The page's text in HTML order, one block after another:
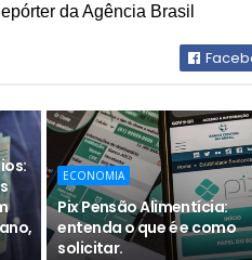
da Agência Brasil
ECONOMIA
Pix Pensão Alimentícia:
entenda o que é e como
solicitar.